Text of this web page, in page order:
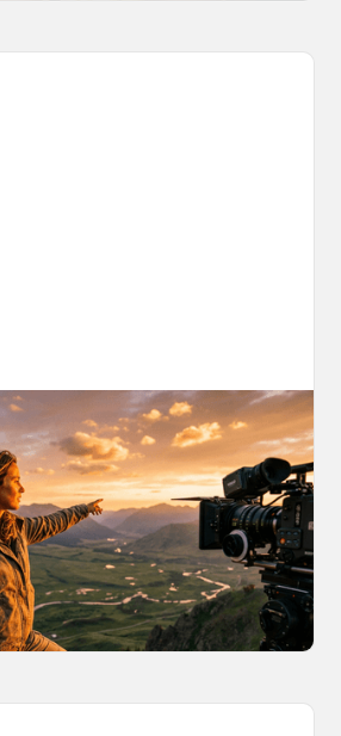
for Content Creators:
Approach to AI
persistent AI worlds beats
for content creators,
such 3D environments with